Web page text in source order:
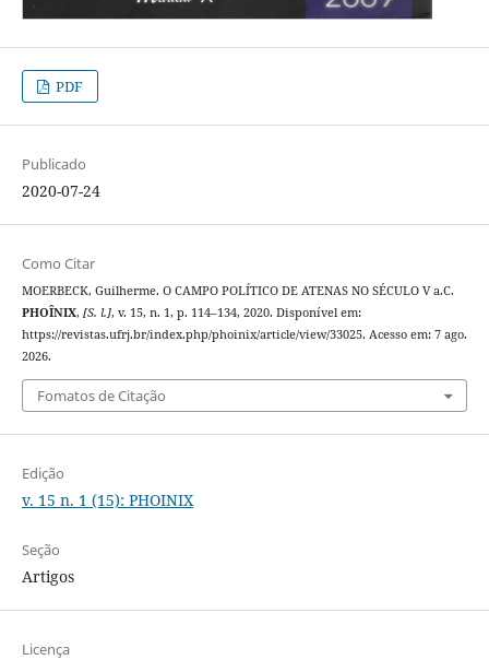
PDF
Publicado
2020-07-24
Como Citar
MOERBECK, Guilherme. O CAMPO POLÍTICO DE ATENAS NO SÉCULO V a.C.
PHOÎNIX, [S. l.], v. 15, n. 1, p. 114–134, 2020. Disponível em:
https://revistas.ufrj.br/index.php/phoinix/article/view/33025. Acesso em: 7 ago.
2026.
Fomatos de Citação
Edição
v. 15 n. 1 (15): PHOINIX
Seção
Artigos
Licença